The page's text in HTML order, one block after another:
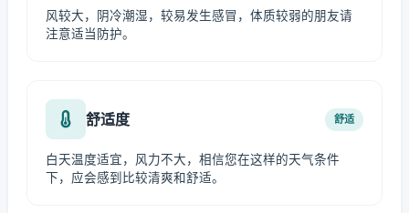
风较大，阴冷潮湿，较易发生感冒，体质较弱的朋友请
注意适当防护。
舒适度 舒适
白天温度适宜，风力不大，相信您在这样的天气条件
下，应会感到比较清爽和舒适。